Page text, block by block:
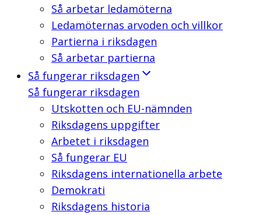
Så arbetar ledamöterna
Ledamöternas arvoden och villkor
Partierna i riksdagen
Så arbetar partierna
Så fungerar riksdagen
Så fungerar riksdagen
Utskotten och EU-nämnden
Riksdagens uppgifter
Arbetet i riksdagen
Så fungerar EU
Riksdagens internationella arbete
Demokrati
Riksdagens historia